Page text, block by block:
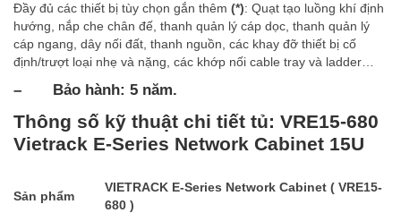
Đầy đủ các thiết bị tùy chọn gắn thêm (*): Quạt tạo luồng khí định
hướng, nắp che chân đế, thanh quản lý cáp dọc, thanh quản lý
cáp ngang, dây nối đất, thanh nguồn, các khay đỡ thiết bị cố
định/trượt loại nhẹ và nặng, các khớp nối cable tray và ladder…
– Bảo hành: 5 năm.
Thông số kỹ thuật chi tiết tủ: VRE15-680
Vietrack E-Series Network Cabinet 15U
Sản phẩm
VIETRACK E-Series Network Cabinet ( VRE15-
680 )